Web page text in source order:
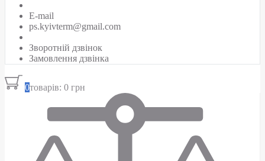
E-mail
ps.kyivterm@gmail.com
Зворотній дзвінок
Замовлення дзвінка
0товарів: 0 грн